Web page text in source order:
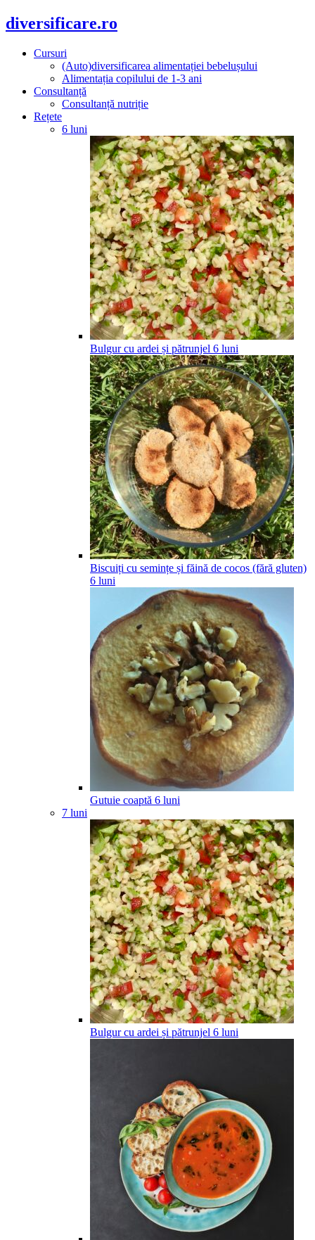
diversificare.ro
Cursuri
(Auto)diversificarea alimentației bebelușului
Alimentația copilului de 1-3 ani
Consultanță
Consultanță nutriție
Rețete
6 luni
Bulgur cu ardei și pătrunjel 6 luni
Biscuiți cu semințe și făină de cocos (fără gluten)
6 luni
Gutuie coaptă 6 luni
7 luni
Bulgur cu ardei și pătrunjel 6 luni